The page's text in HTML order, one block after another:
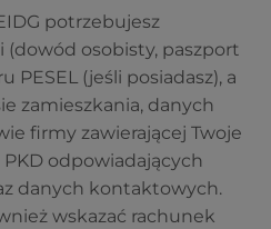
potrzebujesz
osobisty, paszport
PESEL (jeśli posiadasz), a
zamieszkania, danych
firmy zawierającej Twoje
odpowiadających
danych kontaktowych.
wskazać rachunek